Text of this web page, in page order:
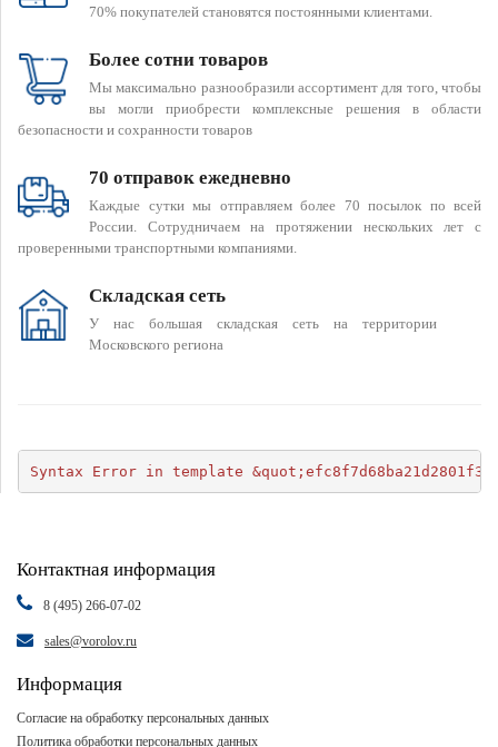
70% покупателей становятся постоянными клиентами.
Более сотни товаров
Мы максимально разнообразили ассортимент для того, чтобы
вы могли приобрести комплексные решения в области
безопасности и сохранности товаров
70 отправок ежедневно
Каждые сутки мы отправляем более 70 посылок по всей
России. Сотрудничаем на протяжении нескольких лет с
проверенными транспортными компаниями.
Складская сеть
У нас большая складская сеть на территории
Московского региона
Syntax Error in template
Контактная информация
8 (495) 266-07-02
sales@vorolov.ru
Информация
Согласие на обработку персональных данных
Политика обработки персональных данных